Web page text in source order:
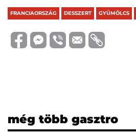
FRANCIAORSZÁG DESSZERT GYÜMÖLCS
még több gasztro